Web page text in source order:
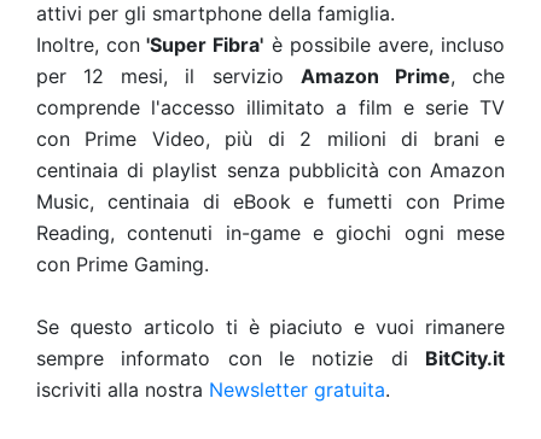
attivi per gli smartphone della famiglia.
Inoltre, con 'Super Fibra' è possibile avere, incluso
per 12 mesi, il servizio Amazon Prime, che
comprende l'accesso illimitato a film e serie TV
con Prime Video, più di 2 milioni di brani e
centinaia di playlist senza pubblicità con Amazon
Music, centinaia di eBook e fumetti con Prime
Reading, contenuti in-game e giochi ogni mese
con Prime Gaming.
Se questo articolo ti è piaciuto e vuoi rimanere
sempre informato con le notizie di BitCity.it
iscriviti alla nostra Newsletter gratuita.